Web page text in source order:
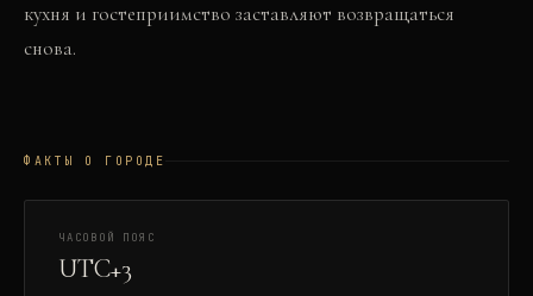
кухня и гостеприимство заставляют возвращаться
снова.
ФАКТЫ О ГОРОДЕ
ЧАСОВОЙ ПОЯС
UTC+3